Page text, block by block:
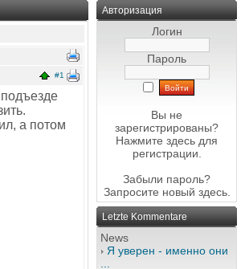
#1
а потом
Авторизация
Логин
Пароль
Вы не
зарегистрированы?
Нажмите здесь для
регистрации.
Забыли пароль?
Запросите новый здесь.
Letzte Kommentare
News
Я уверен - именно они